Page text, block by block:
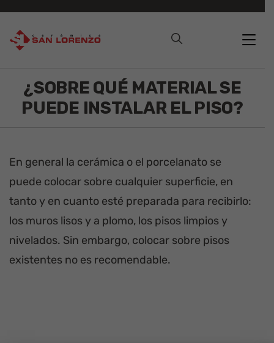
¿SOBRE QUÉ MATERIAL SE
PUEDE INSTALAR EL PISO?
En general la cerámica o el porcelanato se
puede colocar sobre cualquier superficie, en
tanto y en cuanto esté preparada para recibirlo:
los muros lisos y a plomo, los pisos limpios y
nivelados. Sin embargo, colocar sobre pisos
existentes no es recomendable.